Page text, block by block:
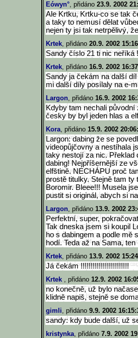
Eówyn°, přidáno 23.9. 2002
Ale Krtku, Krtku-co se tak
a taky to nemusí dělat
nejen ty jsi tak netrpělivý,
Krtek, přidáno 20.9. 2002
Sandy číslo 21 ti nic neříká
Krtek, přidáno 16.9. 2002
Sandy ja čekám na další
mi další díly posílaly na e-
Largon, přidáno 16.9. 2002
Kdyby tam nechali
česky by byl jeden hlas a
Kora, přidáno 15.9. 2002
Largon: dabing že se
videopůjčovny a nestíhala
taky nestojí za nic. Překlad
dabing! Nejpříšernější ze
elfštině. NECHÁPU proč
prostě titulky. Stejně tam ty
Boromir. Bleee!!! Musela
pustit si originál, abych si
Largon, přidáno 13.9. 2002
Perfektní, super,
Tak dneska jsem si koupil
ho s dabingem a podle mě
hodí. Teda až na Sama,
Krtek, přidáno 13.9. 2002
Já čekám !!!!!!!!!!!!!!!!!!!!!!!!
Krtek , přidáno 12.9. 2002
no konečně, už bylo
klidně napiš, stejně se
gimli, přidáno 9.9. 2002
sandy: kdy bude další, už
kristynka, přidáno 7.9. 2002